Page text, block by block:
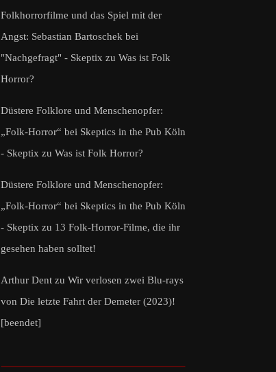
Folkhorrorfilme und das Spiel mit der
Angst: Sebastian Bartoschek bei
"Nachgefragt" - Skeptix zu Was ist Folk
Horror?
Düstere Folklore und Menschenopfer:
„Folk-Horror“ bei Skeptics in the Pub Köln
- Skeptix zu Was ist Folk Horror?
Düstere Folklore und Menschenopfer:
„Folk-Horror“ bei Skeptics in the Pub Köln
- Skeptix zu 13 Folk-Horror-Filme, die ihr
gesehen haben solltet!
Arthur Dent zu Wir verlosen zwei Blu-rays
von Die letzte Fahrt der Demeter (2023)!
[beendet]